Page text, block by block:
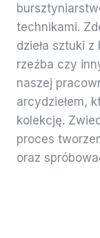
technikami.
dzieła sztuki
rzeźba czy
naszej
arcydziełem,
kolekcję.
proces
oraz